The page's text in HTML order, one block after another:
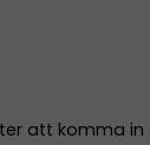
att komma in